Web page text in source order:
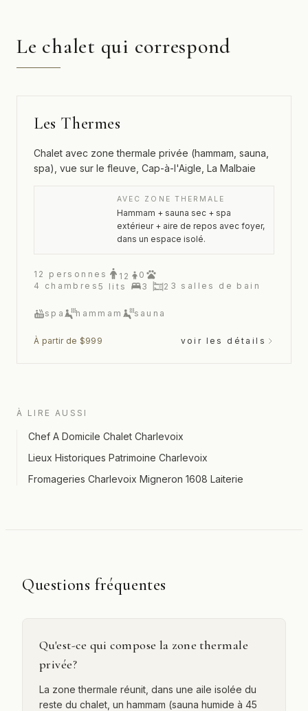
Le chalet qui correspond
Les Thermes
Chalet avec zone thermale privée (hammam, sauna,
spa), vue sur le fleuve, Cap-à-l'Aigle, La Malbaie
AVEC ZONE THERMALE
Hammam + sauna sec + spa
extérieur + aire de repos avec foyer,
dans un espace isolé.
12 personnes 12
0
4
chambres5 lits 3 2 3 salles de bain
spa hammam sauna
À partir de $999 voir les détails
À LIRE AUSSI
Chef A Domicile Chalet Charlevoix
Lieux Historiques Patrimoine Charlevoix
Fromageries Charlevoix Migneron 1608 Laiterie
Questions fréquentes
Qu'est-ce qui compose la zone thermale
privée?
La zone thermale réunit, dans une aile isolée du
reste du chalet, un hammam (sauna humide à 45